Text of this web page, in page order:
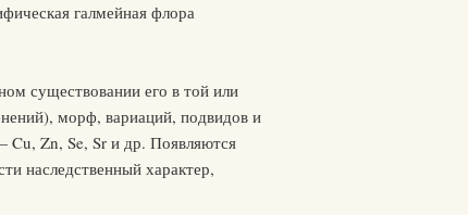
галмейная флора
существовании его в той или
морф, вариаций, подвидов и
Cu, Zn, Se, Sr и др. Появляются
наследственный характер,